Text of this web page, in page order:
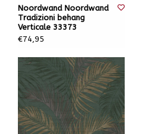
Noordwand Noordwand
Tradizioni behang
Verticale 33373
€74,95